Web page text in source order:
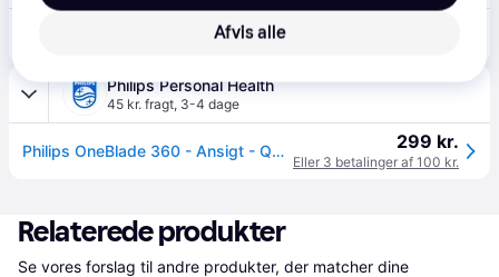
Philips Personal Health
45 kr. fragt, 3-4 dage
Philips OneBlade 360 - Ansigt - QP2724/23 299 kr.
Eller 3 betalinger af 100 kr.
Relaterede produkter
Se vores forslag til andre produkter, der matcher dine
Afvis alle